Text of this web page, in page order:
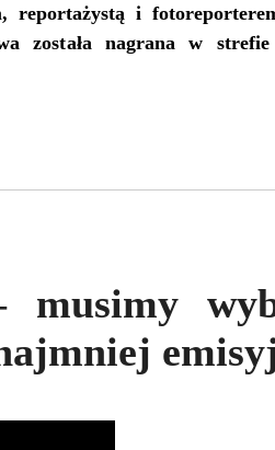
reportażystą i
została nagrana w
musimy